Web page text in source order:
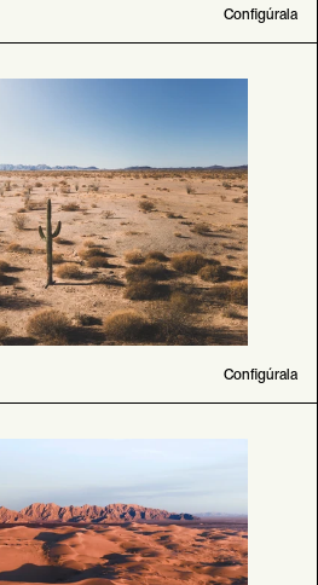
Configúrala
Configúrala